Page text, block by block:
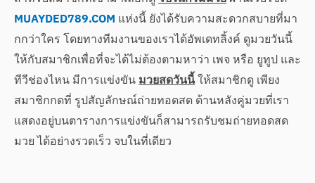
MUAYDED789.COM แห่งนี้ ยังได้รับความสะดวกสบายที่มา
กกว่าใคร โดยทางทีมงานของเราได้อัพเดทลิ้งค์ ดูมวยวันนี้
ให้กับสมาชิกเพื่อที่จะได้ไม่ต้องตามหาว่า เพจ หรือ ยูทูป และ
ทีวีช่องไหน มีการแข่งขันมวยสดวันนี้ให้สมาชิกดู เพียง
สมาชิกกดที่ รูปสัญลักษณ์ถ่ายทอดสด ด้านหลังคู่มวยที่เรา
แสดงอยู่บนตารางการแข่งขันก็สามารถรับชมถ่ายทอดสด
มวย ได้อย่างรวดเร็ว จบในที่เดียว